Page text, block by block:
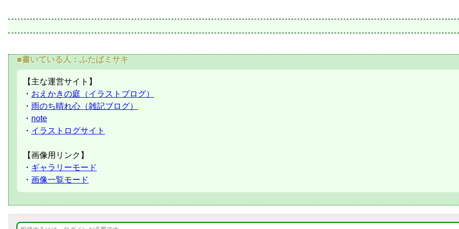
■書いている人：ふたばミサキ
【主な運営サイト】
・ おえかきの庭（イラストブログ）
・ 雨のち晴れ心（雑記ブログ）
・ note
・ イラストログサイト
【画像用リンク】
・ ギャラリーモード
・ 画像一覧モード